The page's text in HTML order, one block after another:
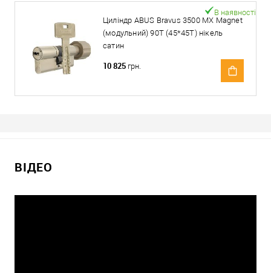
Циліндр ABUS Bravus 3500 MX Magnet
(модульний) 90T (45*45T) нікель
сатин
В наявності
10 825 грн.
ВІДЕО